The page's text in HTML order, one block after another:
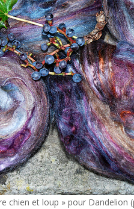
chien et loup » pour Dandelion